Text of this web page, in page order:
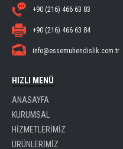
+90 (216) 466 63 83
+90 (216) 466 63 84
info@essemuhendislik.com.tr
HIZLI MENÜ
ANASAYFA
KURUMSAL
HİZMETLERİMİZ
ÜRÜNLERİMİZ